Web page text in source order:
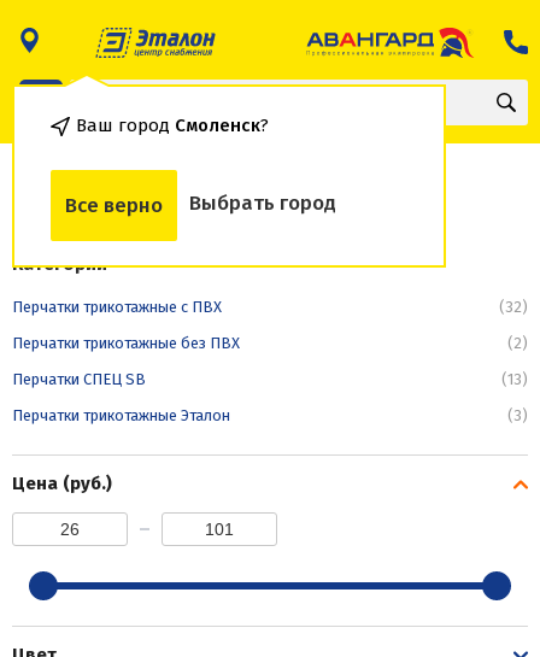
Ваш город Смоленск?
Все верно Выбрать город
Перчатки СПЕЦ SB
Категории
Перчатки трикотажные с ПВХ
(32)
Перчатки трикотажные без ПВХ
(2)
Перчатки СПЕЦ SB
(13)
Перчатки трикотажные Эталон
(3)
Цена (руб.)